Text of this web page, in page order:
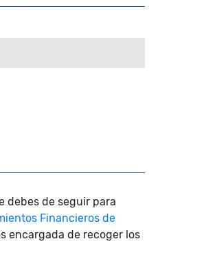
debes de seguir para
Financieros de
encargada de recoger los